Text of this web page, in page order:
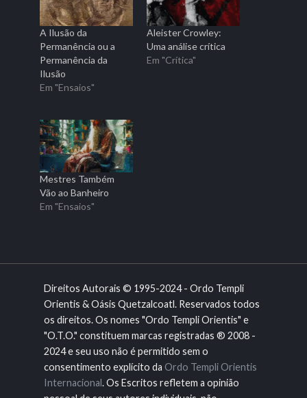
A Ilusão da
Permanência ou a
Permanência da
Ilusão
Em "Ensaios"
Aleister Crowley:
Uma análise crítica
Em "Crítica"
Mestres Também
Vão ao Banheiro
Em "Ensaios"
Direitos Autorais © 1995-2024 - Ordo Templi
Orientis & Oásis Quetzalcoatl. Reservados todos
os direitos. Os nomes "Ordo Templi Orientis" e
"O.T.O." constituem marcas registradas ® 2008 -
2024 e seu uso não é permitido sem o
consentimento explícito da Ordo Templi Orientis
Internacional . Os Escritos refletem a opinião